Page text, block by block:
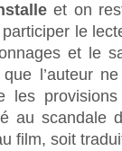
et on
le
et le
l’auteur
les
au scandale
film, soit